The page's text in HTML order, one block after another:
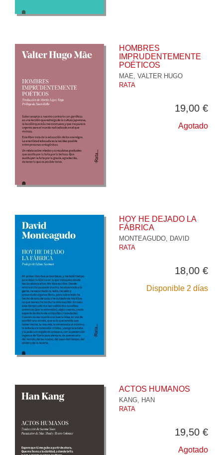
HOMBRES
IMPRUDENTEMENTE
POÉTICOS
MAE, VALTER HUGO
RATA
19,00 €
Agotado
HOY HE DEJADO LA
FÁBRICA
MONTEAGUDO, DAVID
RATA
18,00 €
Disponible 2 días
ACTOS HUMANOS
KANG, HAN
RATA
19,50 €
Agotado